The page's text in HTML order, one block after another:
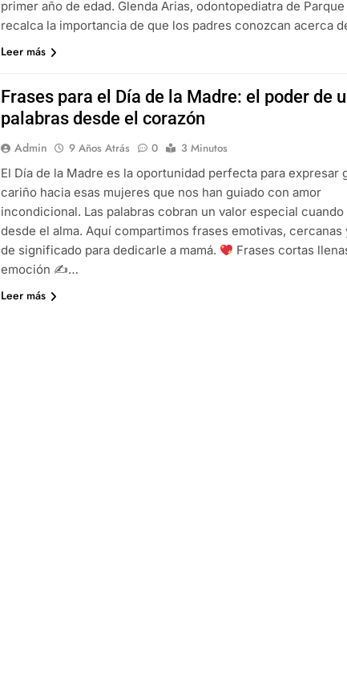
primer año de edad. Glenda Arias, odontopediatra de Parque
recalca la importancia de que los padres conozcan acerca
Leer más
Frases para el Día de la Madre: el poder de
palabras desde el corazón
Admin 9 Años Atrás 0
3 Minutos
El Día de la Madre es la oportunidad perfecta para expresar
cariño hacia esas mujeres que nos han guiado con amor
incondicional. Las palabras cobran un valor especial cuando
desde el alma. Aquí compartimos frases emotivas, cercanas
de significado para dedicarle a mamá.
Frases cortas
emoción ✍…
Leer más